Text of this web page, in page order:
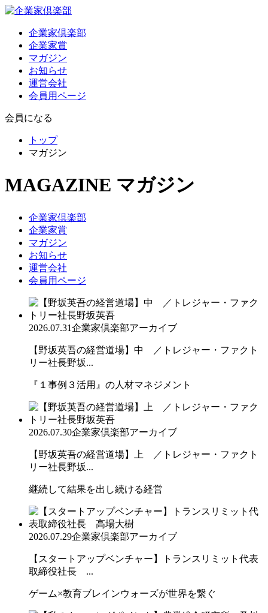
企業家倶楽部
企業家賞
マガジン
お知らせ
運営会社
会員用ページ
会員になる
トップ
マガジン
MAGAZINE マガジン
企業家倶楽部
企業家賞
マガジン
お知らせ
運営会社
会員用ページ
2026.07.31企業家倶楽部アーカイブ
【野坂英吾の経営道場】中 ／トレジャー・ファクト
リー社長野坂...
『１事例３活用』の人材マネジメント
2026.07.30企業家倶楽部アーカイブ
【野坂英吾の経営道場】上 ／トレジャー・ファクト
リー社長野坂...
継続して結果を出し続ける経営
2026.07.29企業家倶楽部アーカイブ
【スタートアップベンチャー】トランスリミット代表
取締役社長 ...
ゲーム×教育ブレインウォーズが世界を繋ぐ